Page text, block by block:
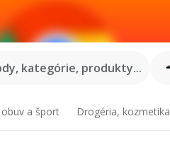
kategórie, produkty...
obuv a šport Drogéria, kozmetika